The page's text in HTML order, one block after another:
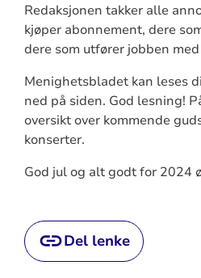
Redaksjonen takker alle
kjøper abonnement, dere
dere som utfører jobben
Menighetsbladet kan leses
ned på siden. God lesning!
oversikt over kommende
konserter.
God jul og alt godt for 2024
Del lenke